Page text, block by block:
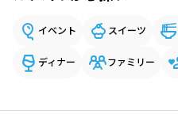
イベント スイーツ
ディナー ファミリー